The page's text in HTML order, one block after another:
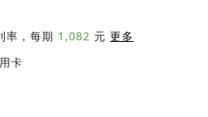
率，每期 1,082 元更多
卡